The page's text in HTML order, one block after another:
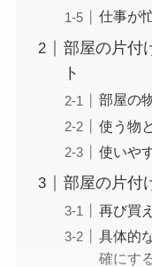
仕事が
部屋の片付
ト
部屋の
使う物
使いや
部屋の片付
再び買
具体的
確にす